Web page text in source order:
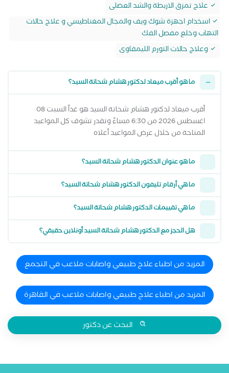
علاج تمزق الاربطة والشد العضلى
اسخدام اجهزة شوك ويف والمجال المغناطيسي و علاج حالات
التهاب وخلع مفصل الفك
وعلاج حالات التورم الليمفاوى
ما هو أقرب ميعاد لدكتور هشام شحاتة السيد؟
أقرب ميعاد لدكتور هشام شحاتة السيد هو غداً السبت 08
اغسطس 2026 من 6:30 مساءً وتقدر تشوف كل المواعيد
المتاحة من خلال عرض المواعيد أعلاه
ما هو عنوان الدكتور هشام شحاتة السيد؟
ما هي أرقام تليفون الدكتور هشام شحاتة السيد؟
ما هي تقييمات الدكتور هشام شحاتة السيد؟
هل الحجز مع الدكتور هشام شحاتة السيد أونلاين حقيقي؟
المزيد من اطباء علاج طبيعي واصابات ملاعب في التجمع
المزيد من اطباء علاج طبيعي واصابات ملاعب في القاهرة
البحث عن دكتور